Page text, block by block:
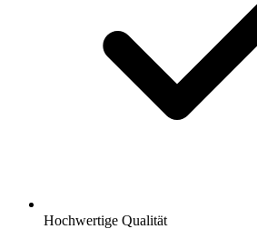
Hochwertige Qualität